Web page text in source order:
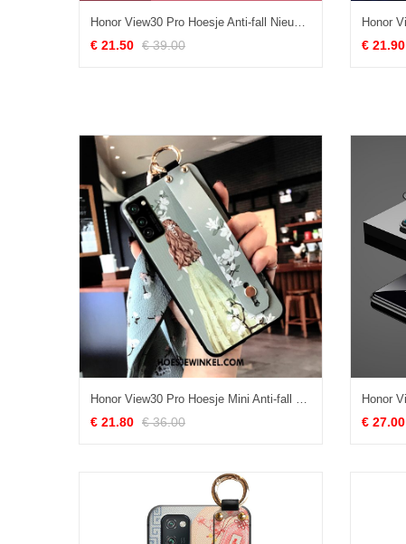
Honor View30 Pro Hoesje Anti-fall Nieuw Persoonlijk, Honor View30 Pro Hoesje Mode Scheppend
€ 21.50 € 39.00 € 21.90
€ 21.80 € 36.00 € 27.00